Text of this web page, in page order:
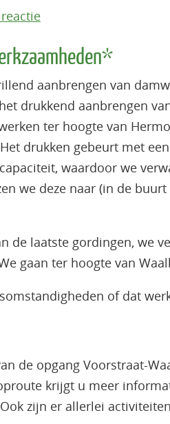
aanbrengen van
drukkend aanbrengen
ter hoogte van
drukken gebeurt met
waardoor we
we deze naar (in de
de laatste gordingen, we
gaan ter hoogte van
of dat
de opgang Voorstraat-
krijgt u meer
zijn er allerlei